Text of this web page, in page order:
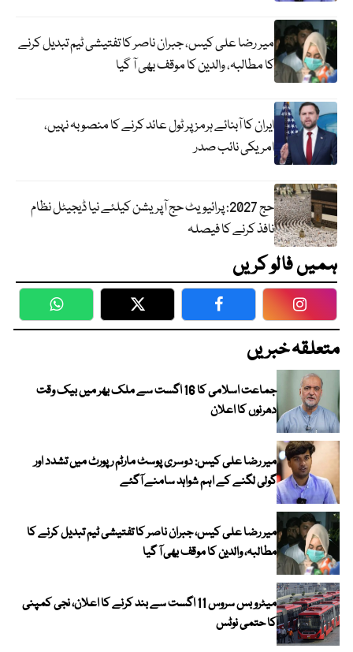
میر رضا علی کیس، جبران ناصر کا تفتیشی ٹیم تبدیل کرنے
کا مطالبہ، والدین کا موقف بھی آ گیا
ایران کا آبنائے ہرمز پر ٹول عائد کرنے کا منصوبہ نہیں،
امریکی نائب صدر
حج 2027: پرائیویٹ حج آپریشن کیلئے نیا ڈیجیٹل نظام
نافذ کرنے کا فیصلہ
ہمیں فالو کریں
WhatsApp Twitter Facebook
متعلقہ خبریں
جماعت اسلامی کا 16 اگست سے ملک بھر میں بیک وقت
دھرنوں کا اعلان
میر رضا علی کیس: دوسری پوسٹ مارٹم رپورٹ میں تشدد اور
گولی لگنے کے اہم شواہد سامنے آگئے
میر رضا علی کیس، جبران ناصر کا تفتیشی ٹیم تبدیل کرنے کا
مطالبہ، والدین کا موقف بھی آ گیا
میٹرو بس سروس 11 اگست سے بند کرنے کا اعلان، نجی کمپنی
کا حتمی نوٹس